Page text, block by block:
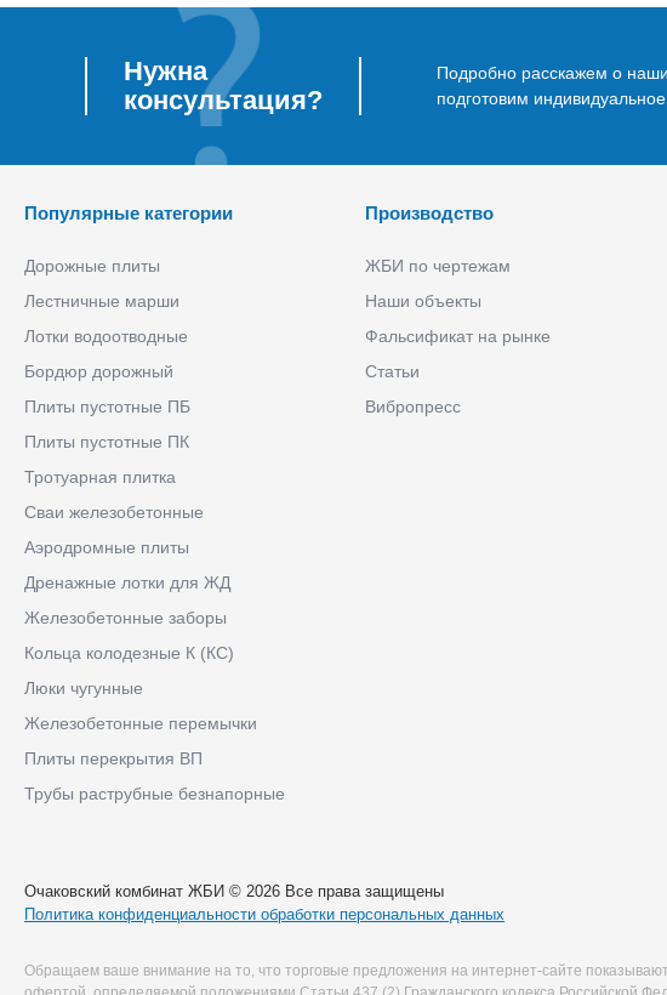
Нужна
консультация?
Подробно расскажем о
подготовим
Популярные категории
Дорожные плиты
Лестничные марши
Лотки водоотводные
Бордюр дорожный
Плиты пустотные ПБ
Плиты пустотные ПК
Тротуарная плитка
Сваи железобетонные
Аэродромные плиты
Дренажные лотки для ЖД
Железобетонные заборы
Кольца колодезные К (КС)
Люки чугунные
Железобетонные перемычки
Плиты перекрытия ВП
Трубы раструбные безнапорные
Производство
ЖБИ по чертежам
Наши объекты
Фальсификат на рынке
Статьи
Вибропресс
Очаковский комбинат ЖБИ © 2026 Все права защищены
Политика конфиденциальности обработки персональных данных
Обращаем ваше внимание на то, что торговые предложения на интернет-сайте